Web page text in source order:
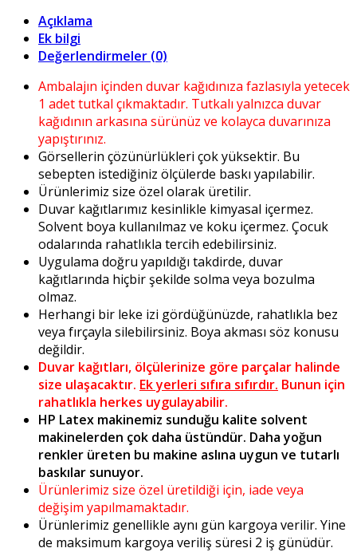
Açıklama
Ek bilgi
Değerlendirmeler (0)
Ambalajın içinden duvar kağıdınıza fazlasıyla yetecek
1 adet tutkal çıkmaktadır. Tutkalı yalnızca duvar
kağıdının arkasına sürünüz ve kolayca duvarınıza
yapıştırınız.
Görsellerin çözünürlükleri çok yüksektir. Bu
sebepten istediğiniz ölçülerde baskı yapılabilir.
Ürünlerimiz size özel olarak üretilir.
Duvar kağıtlarımız kesinlikle kimyasal içermez.
Solvent boya kullanılmaz ve koku içermez. Çocuk
odalarında rahatlıkla tercih edebilirsiniz.
Uygulama doğru yapıldığı takdirde, duvar
kağıtlarında hiçbir şekilde solma veya bozulma
olmaz.
Herhangi bir leke izi gördüğünüzde, rahatlıkla bez
veya fırçayla silebilirsiniz. Boya akması söz konusu
değildir.
Duvar kağıtları, ölçülerinize göre parçalar halinde
size ulaşacaktır. Ek yerleri sıfıra sıfırdır. Bunun için
rahatlıkla herkes uygulayabilir.
HP Latex makinemiz sunduğu kalite solvent
makinelerden çok daha üstündür. Daha yoğun
renkler üreten bu makine aslına uygun ve tutarlı
baskılar sunuyor.
Ürünlerimiz size özel üretildiği için, iade veya
değişim yapılmamaktadır.
Ürünlerimiz genellikle aynı gün kargoya verilir. Yine
de maksimum kargoya veriliş süresi 2 iş günüdür.